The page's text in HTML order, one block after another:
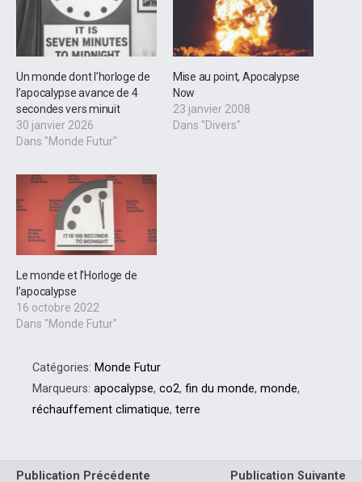
Un monde dont l’horloge de
l’apocalypse avance de 4
secondes vers minuit
30 janvier 2026
Dans "Monde Futur"
Mise au point, Apocalypse
Now
23 janvier 2008
Dans "Divers"
Le monde et l’Horloge de
l’apocalypse
16 octobre 2022
Dans "Monde Futur"
Catégories: Monde Futur
Marqueurs: apocalypse, co2, fin du monde, monde,
réchauffement climatique, terre
Publication Précédente Publication Suivante